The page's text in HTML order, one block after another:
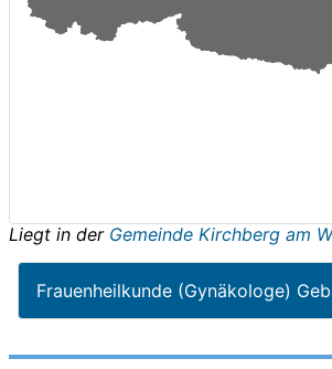
Liegt in der Gemeinde Kirchberg am
Frauenheilkunde (Gynäkologe)